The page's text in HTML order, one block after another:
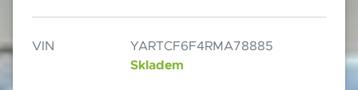
VIN YARTCF6F4RMA78885
Skladem
Datum